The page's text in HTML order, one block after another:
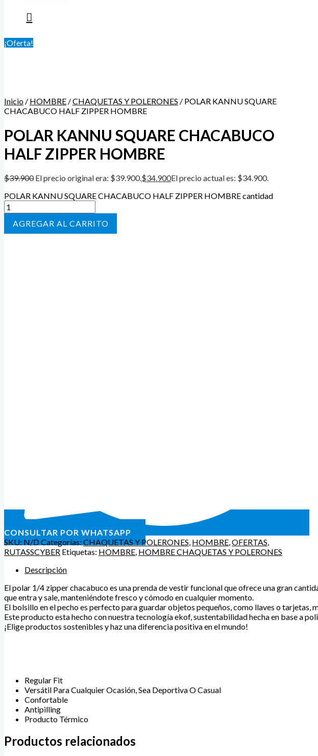
¡Oferta!
Inicio / HOMBRE /CHAQUETAS Y POLERONES / POLAR KANNU SQUARE
CHACABUCO HALF ZIPPER HOMBRE
POLAR KANNU SQUARE CHACABUCO
HALF ZIPPER HOMBRE
$39.900 El precio original era: $39.900.$34.900El precio actual es: $34.900.
POLAR KANNU SQUARE CHACABUCO HALF ZIPPER HOMBRE cantidad
AÑADIR AL CARRITO
CONSULTAR POR WHATSAPP
SKU: N/DCategorías: CHAQUETAS Y POLERONES HOMBRE OFERTAS
RUTASSCYBER Etiquetas: HOMBRE HOMBRE CHAQUETAS Y POLERONES
Descripción
El polar 1/4 zipper chacabuco es una prenda de vestir funcional que ofrece una gran
que entra y sale, manteniéndote fresco y cómodo en cualquier momento.
El bolsillo en el pecho es perfecto para guardar objetos pequeños, como llaves o tarjetas,
Este producto esta hecho con nuestra tecnología ekof, sustentabilidad hecha en base a
¡Elige productos sostenibles y haz una diferencia positiva en el mundo!
Regular Fit
Versátil Para Cualquier Ocasión, Sea Deportiva O Casual
Confortable
Antipilling
Producto Térmico
Productos relacionados